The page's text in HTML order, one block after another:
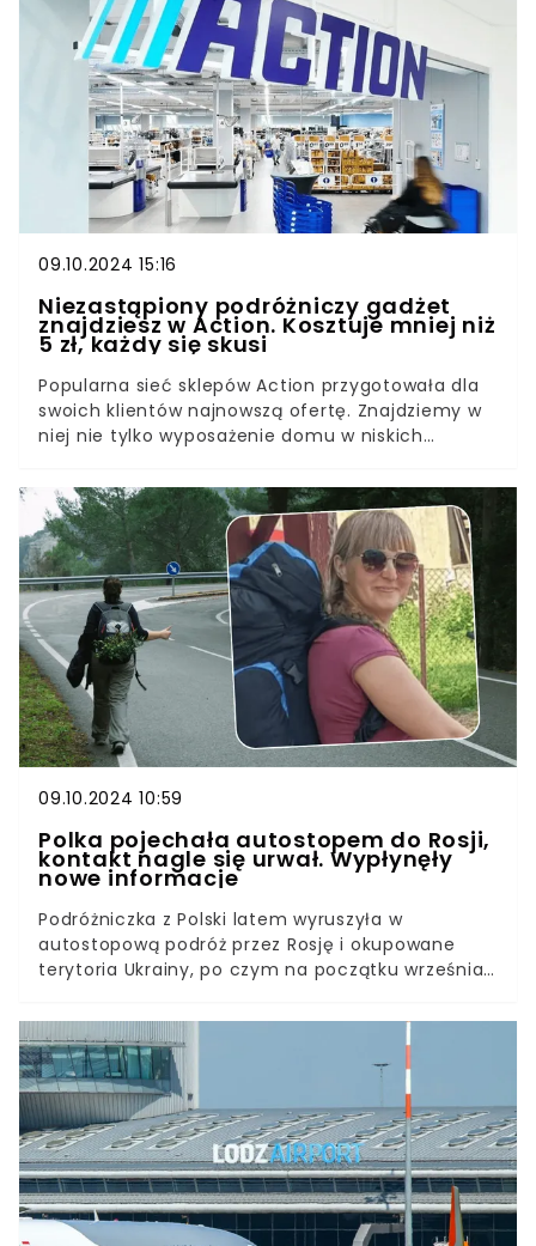
09.10.2024 15:16
Niezastąpiony podróżniczy gadżet
znajdziesz w Action. Kosztuje mniej niż
5 zł, każdy się skusi
Popularna sieć sklepów Action przygotowała dla
swoich klientów najnowszą ofertę. Znajdziemy w
niej nie tylko wyposażenie domu w niskich
świetnie sprawdzą się w podróży i pozwolą
zaoszczędzić sporo miejsca w walizce. To
niezbędnik na każdy wyjazd, dzięki któremu
zadbasz maksymalnie o swój komfort.
09.10.2024 10:59
Polka pojechała autostopem do Rosji,
kontakt nagle się urwał. Wypłynęły
nowe informacje
Podróżniczka z Polski latem wyruszyła w
autostopową podróż przez Rosję i okupowane
terytoria Ukrainy, po czym na początku września
z terytorium Czeczenii. O zaginięciu Katarzyny
Marciniuk poinformowała 25 września na
Facebooku siostra zaginionej Anna Ignaczak. W
nocy z poniedziałku na wtorek doszło do
przełomu.